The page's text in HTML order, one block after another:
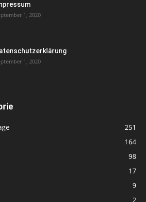
1, 2020
1, 2020
251
164
98
17
9
2